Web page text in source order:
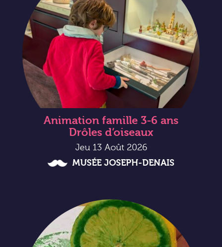
Animation famille 3-6 ans
Drôles d’oiseaux
Jeu 13 Août 2026
MUSÉE JOSEPH-DENAIS